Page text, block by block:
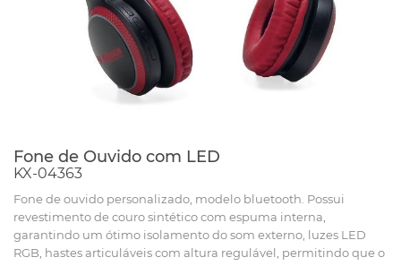
Fone de Ouvido com LED
KX-04363
Fone de ouvido personalizado, modelo bluetooth. Possui
revestimento de couro sintético com espuma interna,
garantindo um ótimo isolamento do som externo, luzes LED
RGB, hastes articuláveis com altura regulável, permitindo que o